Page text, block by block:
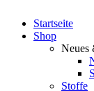
Startseite
Shop
Neues
Stoffe